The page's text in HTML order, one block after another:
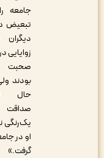
جامعه را نیز از
تبعیض دور کند.
دیگران هم از
زوایایی در این باره
صحبت کرده
بودند ولی به هر
حال احساس
صداقت و
یک‌رنگی نسبت به
او در جامعه شکل